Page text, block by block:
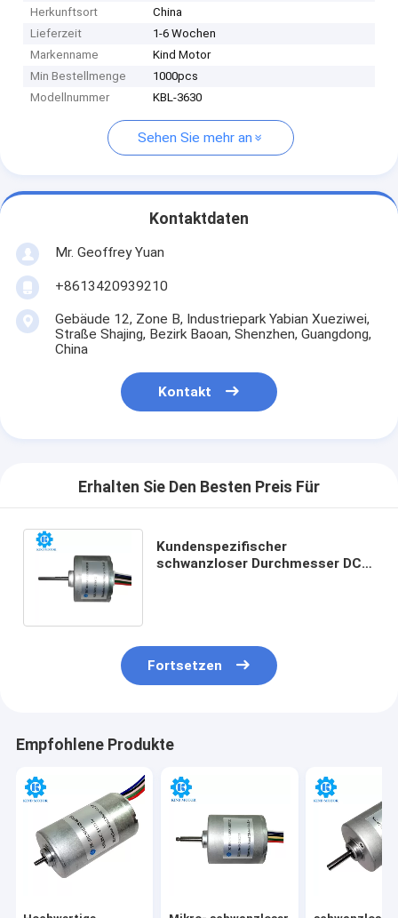
Herkunftsort
China
Lieferzeit
1-6 Wochen
Markenname
Kind Motor
Min Bestellmenge
1000pcs
Modellnummer
KBL-3630
Sehen Sie mehr an
Kontaktdaten
Mr. Geoffrey Yuan
+8613420939210
Gebäude 12, Zone B, Industriepark Yabian Xueziwei,
Straße Shajing, Bezirk Baoan, Shenzhen, Guangdong,
China
Kontakt
Erhalten Sie Den Besten Preis Für
Kundenspezifischer
schwanzloser Durchmesser DCs
Fortsetzen
Empfohlene Produkte